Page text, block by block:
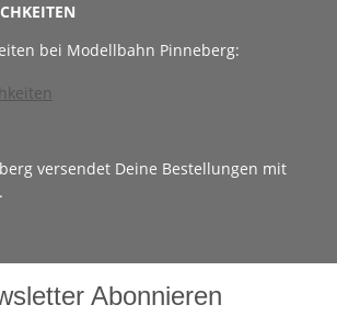
bei Modellbahn Pinneberg:
versendet Deine Bestellungen mit
Abonnieren